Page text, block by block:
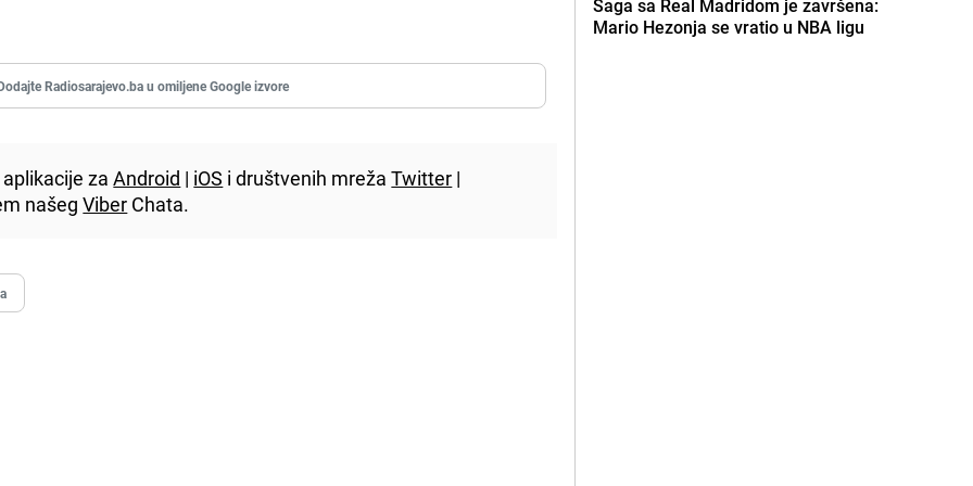
Radiosarajevo.ba u omiljene Google izvore
zaAndroid | iOS i društvenih mrežaTwitter |
našegViber Chata.
Saga sa Real Madridom je završena:
Mario Hezonja se vratio u NBA ligu